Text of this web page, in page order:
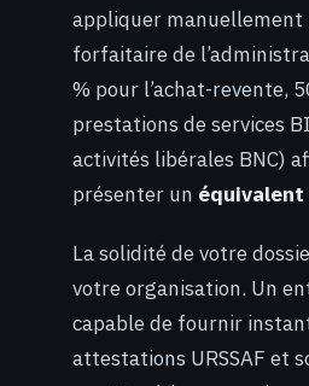
appliquer manuellement
forfaitaire de
% pour l’achat-revente,
prestations de services
activités libérales BNC)
présenter un
La solidité de votre
votre organisation. Un
capable de fournir
attestations URSSAF et